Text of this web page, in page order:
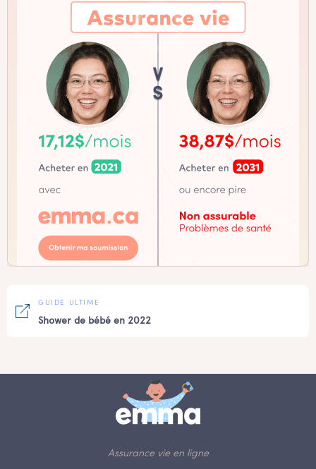
GUIDE ULTIME
Shower de bébé en 2022
Assurance vie en ligne